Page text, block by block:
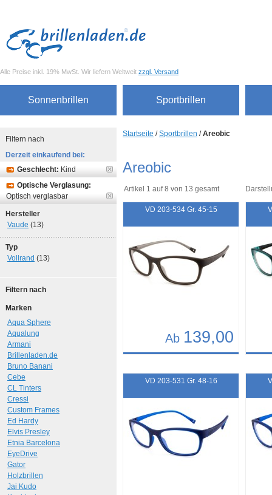
Alle Preise inkl. 19% MwSt. Wir liefern Weltweit zzgl. Versand
Sonnenbrillen Sportbrillen
Startseite /Sportbrillen /Areobic
Areobic
Artikel 1 auf 8 von 13 gesamt
VD 203-534 Gr. 45-15
Ab 139,00
Art.-Nr.: 11893 Art.-
VD 203-531 Gr. 48-16
Filtern nach
Derzeit einkaufend bei:
Geschlecht: Kind
Optische Verglasung:
Optisch verglasbar
Hersteller
Vaude (13)
Typ
Vollrand (13)
Filtern nach
Marken
Aqua Sphere
Aqualung
Armani
Brillenladen.de
Bruno Banani
Cebe
CL Tinters
Cressi
Custom Frames
Ed Hardy
Elvis Presley
Etnia Barcelona
EyeDrive
Gator
Holzbrillen
Jai Kudo